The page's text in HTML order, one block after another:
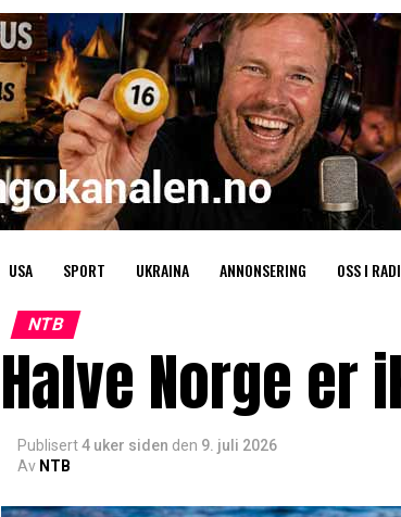
USA SPORT UKRAINA ANNONSERING OSS I
NTB
Halve Norge er
Publisert4 uker siden den 9. juli 2026
Av NTB